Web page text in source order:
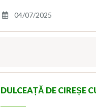
04/07/2025
DULCEAȚĂ DE CIREȘE